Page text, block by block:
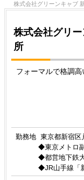
株式会社グリーンキャブ
株式会社グリ
所
フォーマルで格調高
勤務地 東京都新宿
◆東京メトロ
◆都営地下鉄
◆JR山手線「